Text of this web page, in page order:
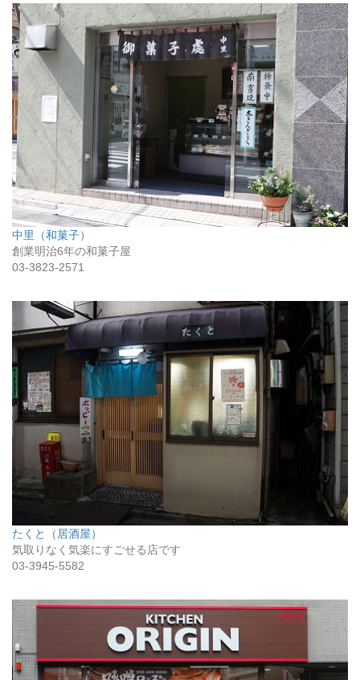
中里（和菓子）
創業明治6年の和菓子屋
03-3823-2571
たくと（居酒屋）
気取りなく気楽にすごせる店です
03-3945-5582